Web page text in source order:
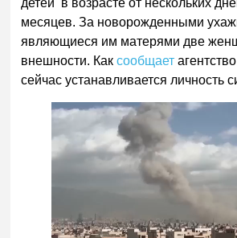
месяцев. За новорожденными
являющиеся им матерями две
внешности. Каксообщает
сейчас устанавливается личность